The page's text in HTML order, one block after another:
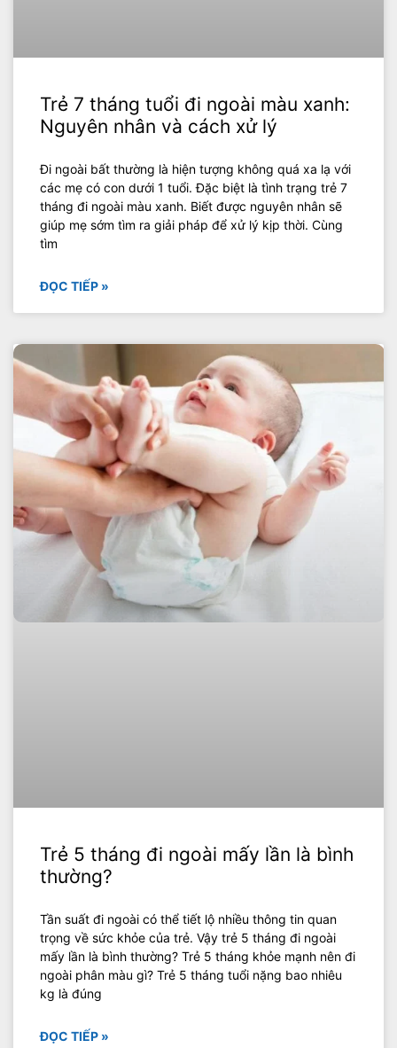
Trẻ 7 tháng tuổi đi ngoài màu xanh:
Nguyên nhân và cách xử lý
Đi ngoài bất thường là hiện tượng không quá xa lạ với
các mẹ có con dưới 1 tuổi. Đặc biệt là tình trạng trẻ 7
tháng đi ngoài màu xanh. Biết được nguyên nhân sẽ
giúp mẹ sớm tìm ra giải pháp để xử lý kịp thời. Cùng
tìm
ĐỌC TIẾP »
Trẻ 5 tháng đi ngoài mấy lần là bình
thường?
Tần suất đi ngoài có thể tiết lộ nhiều thông tin quan
trọng về sức khỏe của trẻ. Vậy trẻ 5 tháng đi ngoài
mấy lần là bình thường? Trẻ 5 tháng khỏe mạnh nên đi
ngoài phân màu gì? Trẻ 5 tháng tuổi nặng bao nhiêu
kg là đúng
ĐỌC TIẾP »